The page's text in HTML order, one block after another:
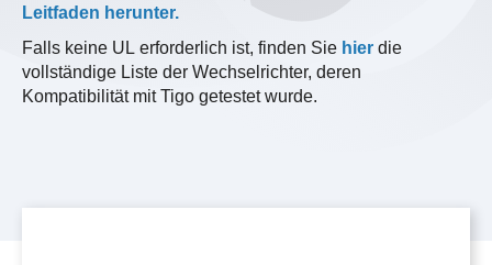
Leitfaden herunter.
Falls keine UL erforderlich ist, finden Sie hier die
vollständige Liste der Wechselrichter, deren
Kompatibilität mit Tigo getestet wurde.